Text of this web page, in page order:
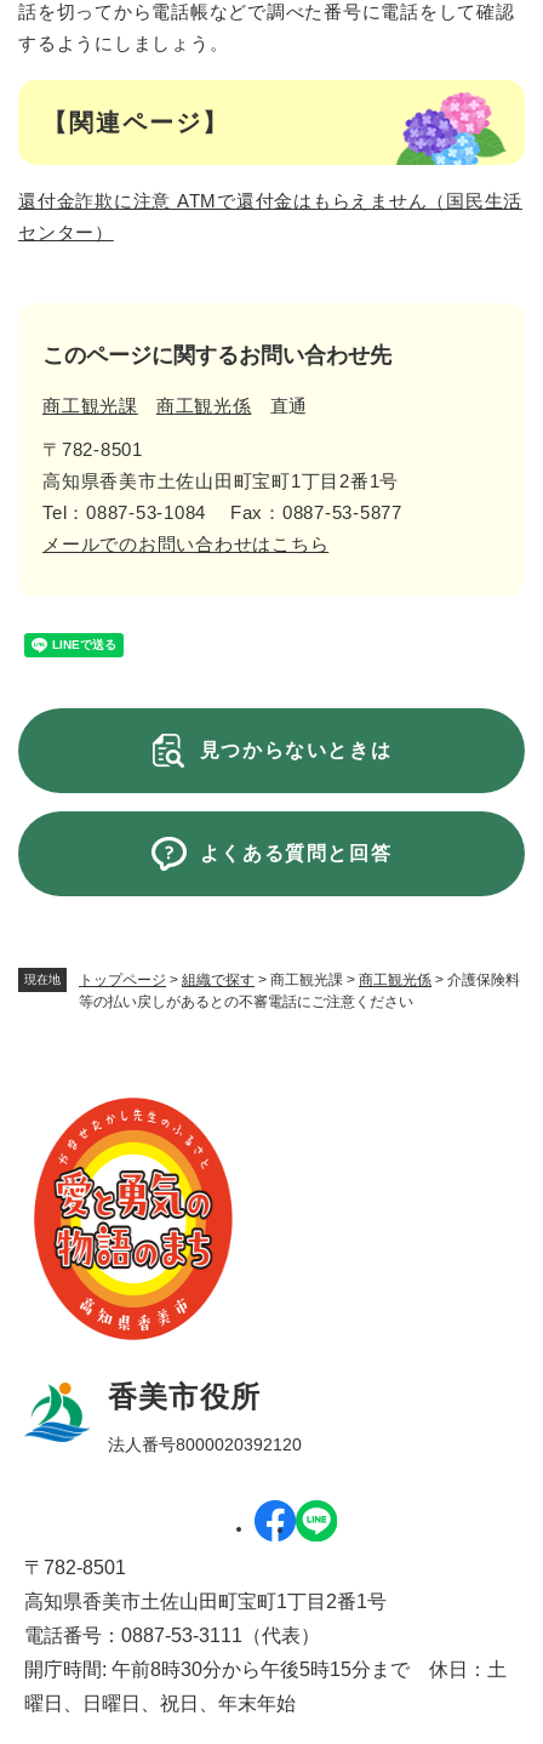
現在地 トップページ > 組織で探す > 商工観光課 > 商工観光係 > 介護保険料
等の払い戻しがあるとの不審電話にご注意ください
話を切ってから電話帳などで調べた番号に電話をして確認
するようにしましょう。
【関連ページ】
還付金詐欺に注意 ATMで還付金はもらえません（国民生活
センター）
このページに関するお問い合わせ先
商工観光課 商工観光係 直通
〒782-8501
高知県香美市土佐山田町宝町1丁目2番1号
Tel：0887-53-1084
Fax：0887-53-5877
メールでのお問い合わせはこちら
見つからないときは
よくある質問と回答
香美市役所
法人番号8000020392120
〒782-8501
高知県香美市土佐山田町宝町1丁目2番1号
電話番号：0887-53-3111（代表）
開庁時間: 午前8時30分から午後5時15分まで 休日：土
曜日、日曜日、祝日、年末年始